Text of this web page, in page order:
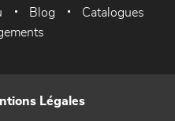
Blog
Catalogues
Légales